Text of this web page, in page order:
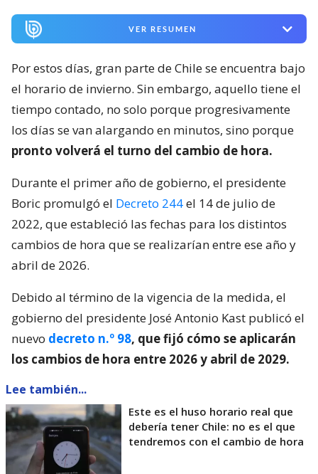
VER RESUMEN
Por estos días, gran parte de Chile se encuentra bajo
el horario de invierno. Sin embargo, aquello tiene el
tiempo contado, no solo porque progresivamente
los días se van alargando en minutos, sino porque
pronto volverá el turno del cambio de hora.
Durante el primer año de gobierno, el presidente
Boric promulgó el Decreto 244el 14 de julio de
2022, que estableció las fechas para los distintos
cambios de hora que se realizarían entre ese año y
abril de 2026.
Debido al término de la vigencia de la medida, el
gobierno del presidente José Antonio Kast publicó el
nuevo decreto n.º 98, que fijó cómo se aplicarán
los cambios de hora entre 2026 y abril de 2029.
Lee también...
Este es el huso horario real que
debería tener Chile: no es el que
tendremos con el cambio de hora